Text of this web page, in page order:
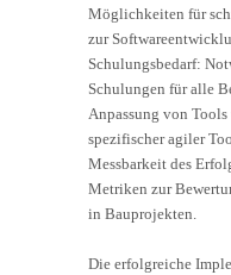
Möglichkeiten für
zur
Schulungsbedarf:
Schulungen für alle
Anpassung von
spezifischer agiler
Messbarkeit des
Metriken zur
in Bauprojekten.
Die erfolgreiche